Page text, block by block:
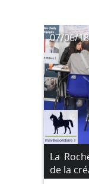
07/06/18
La
de la